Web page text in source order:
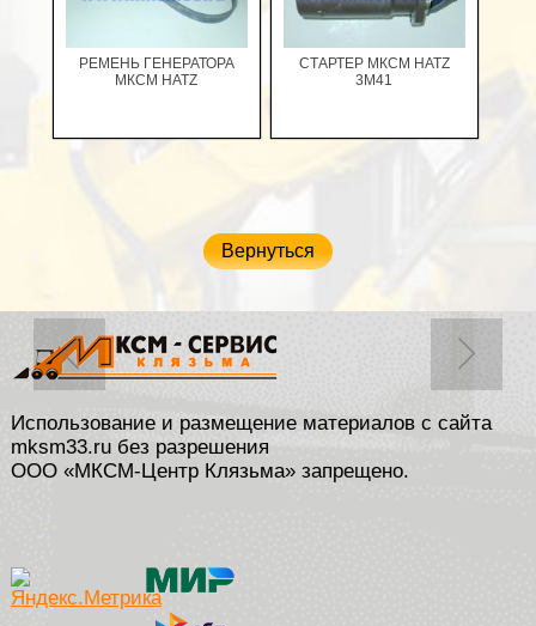
РЕМЕНЬ ГЕНЕРАТОРА
МКСМ HATZ
СТАРТЕР МКСМ HATZ
3M41
Вернуться
Использование и размещение материалов с сайта
mksm33.ru без разрешения
ООО «МКСМ-Центр Клязьма» запрещено.